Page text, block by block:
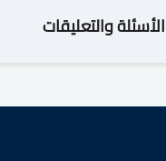
الأسئلة والتعليقات